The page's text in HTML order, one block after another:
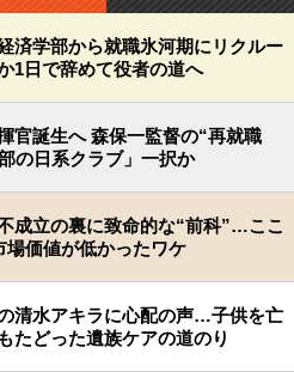
済学部から就職氷河期にリクルー
1日で辞めて役者の道へ
官誕生へ 森保一監督の“再就職
の日系クラブ」一択か
成立の裏に致命的な“前科”…ここ
場価値が低かったワケ
清水アキラに心配の声…子供を亡
たどった遺族ケアの道のり